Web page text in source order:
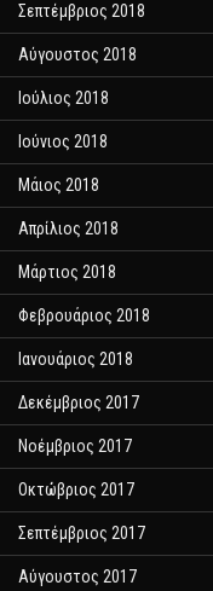
Σεπτέμβριος 2018
Αύγουστος 2018
Ιούλιος 2018
Ιούνιος 2018
Μάιος 2018
Απρίλιος 2018
Μάρτιος 2018
Φεβρουάριος 2018
Ιανουάριος 2018
Δεκέμβριος 2017
Νοέμβριος 2017
Οκτώβριος 2017
Σεπτέμβριος 2017
Αύγουστος 2017